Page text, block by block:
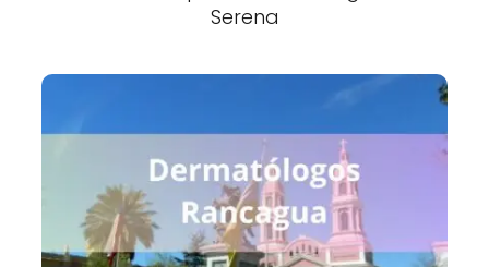
Serena